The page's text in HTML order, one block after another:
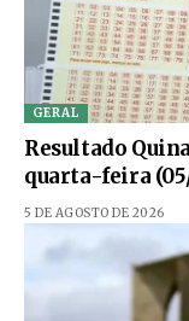
GERAL
Resultado
quarta-feira
5 DE AGOSTO DE 2026